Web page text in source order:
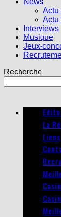
News
Actu
Actu
Interviews
Musique
Jeux-
Recherche
La
Liens